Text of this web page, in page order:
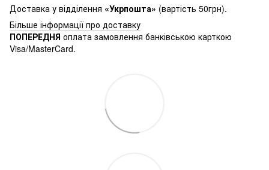
Доставка у відділення «Укрпошта» (вартість 50грн).
Більше інформації про доставку
ПОПЕРЕДНЯ оплата замовлення банківською карткою
Visa/MasterCard.